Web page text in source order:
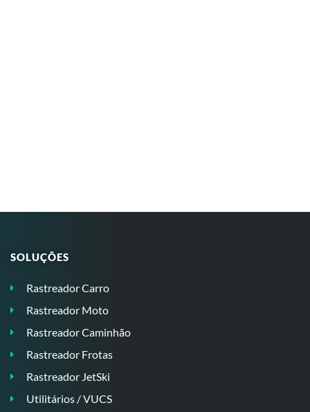
SOLUÇÕES
Rastreador Carro
Rastreador Moto
Rastreador Caminhão
Rastreador Frotas
Rastreador JetSki
Utilitários / VUCS